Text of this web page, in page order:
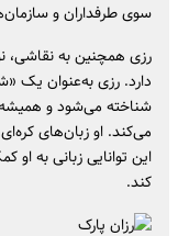
سوی طرفداران و
رزی همچنین به نقاشی،
شناخته می‌شود و
می‌کند. او زبان‌های
این توانایی زبانی به
کند.